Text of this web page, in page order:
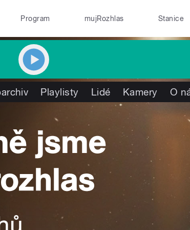
Program mujRozhlas Stanice
Playlisty Lidé Kamery O